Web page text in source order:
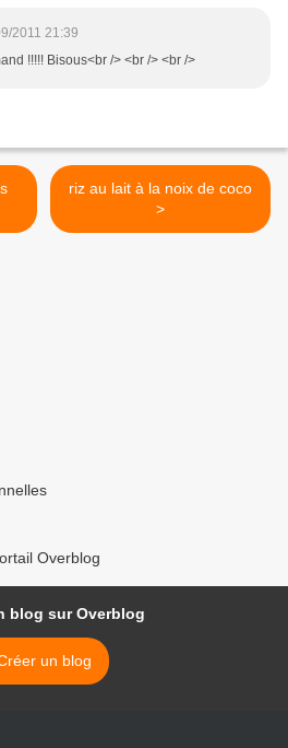
2011 21:39
!!!!! Bisous<br /> <br /> <br />
riz au lait à la noix de coco
>
Overblog
blog sur Overblog
un blog